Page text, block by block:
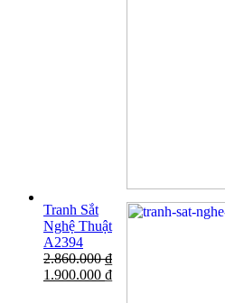
Tranh Sắt
Nghệ Thuật
A2394
2.860.000₫
1.900.000 ₫